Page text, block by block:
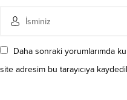
Daha sonraki yorumlarımda
site adresim bu tarayıcıya